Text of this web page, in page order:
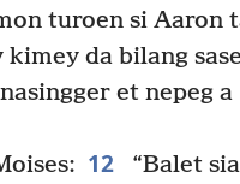
turoen si Aaron
da bilang
et nepeg a
12
“Balet